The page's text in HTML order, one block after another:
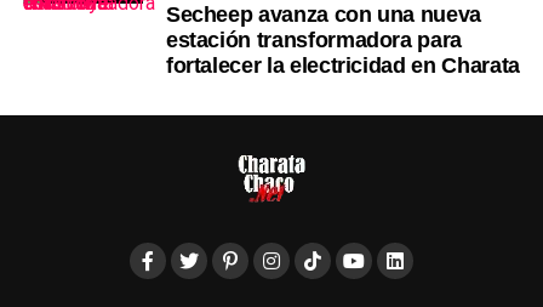
Secheep avanza con una nueva
estación transformadora para
fortalecer la electricidad en Charata